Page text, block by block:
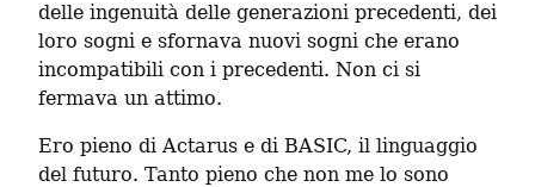
delle ingenuità delle generazioni precedenti, dei
loro sogni e sfornava nuovi sogni che erano
incompatibili con i precedenti. Non ci si
fermava un attimo.
Ero pieno di Actarus e di BASIC, il linguaggio
del futuro. Tanto pieno che non me lo sono